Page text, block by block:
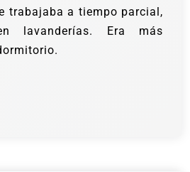
trabajaba a tiempo parcial,
lavanderías. Era más